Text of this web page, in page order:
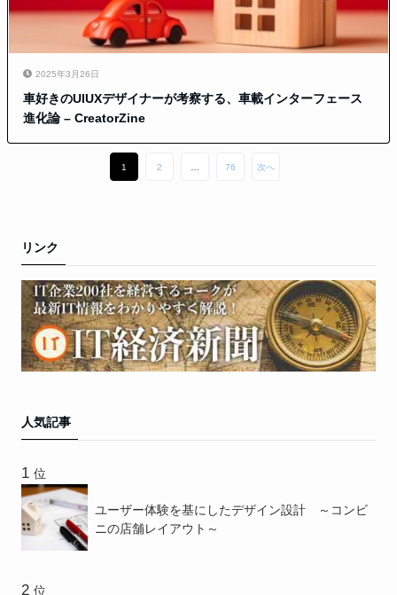
2025年3月26日
車好きのUIUXデザイナーが考察する、車載インターフェース
進化論 – CreatorZine
1 2 … 76 次へ
リンク
人気記事
位
ユーザー体験を基にしたデザイン設計 ～コンビ
ニの店舗レイアウト～
位